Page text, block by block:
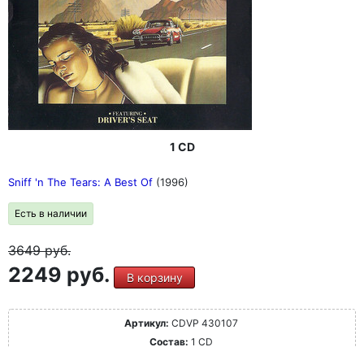
1 CD
Sniff 'n The Tears: A Best Of (1996)
Есть в наличии
3649руб.
2249 руб. В корзину
Артикул: CDVP 430107
Состав: 1 CD